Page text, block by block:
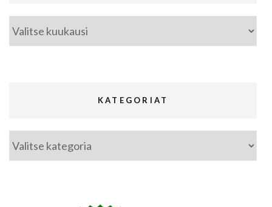
Arkistot
KATEGORIAT
Kategoriat